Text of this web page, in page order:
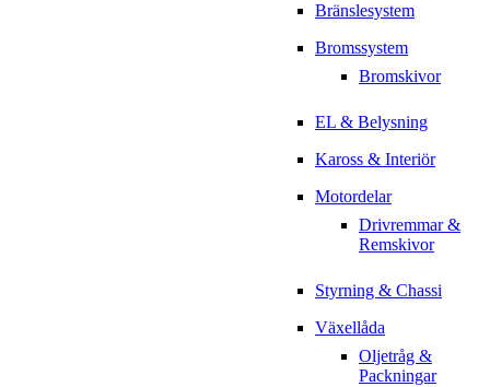
Bränslesystem
Bromssystem
Bromskivor
EL & Belysning
Kaross & Interiör
Motordelar
Drivremmar &
Remskivor
Styrning & Chassi
Växellåda
Oljetråg &
Packningar